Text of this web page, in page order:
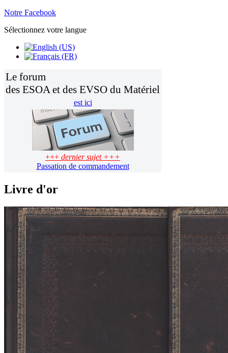
Notre Facebook
Sélectionnez votre langue
Le forum
des ESOA et des EVSO du Matériel
est ici
+++ dernier sujet +++
Passation de commandement
Livre d'or